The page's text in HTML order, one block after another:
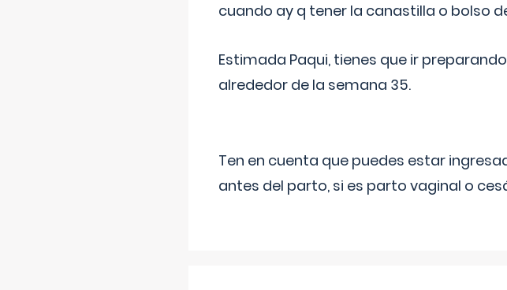
cuando ay q tener la canastilla o bolso
Estimada Paqui, tienes que ir
alrededor de la semana 35.
Ten en cuenta que puedes estar
antes del parto, si es parto vaginal o